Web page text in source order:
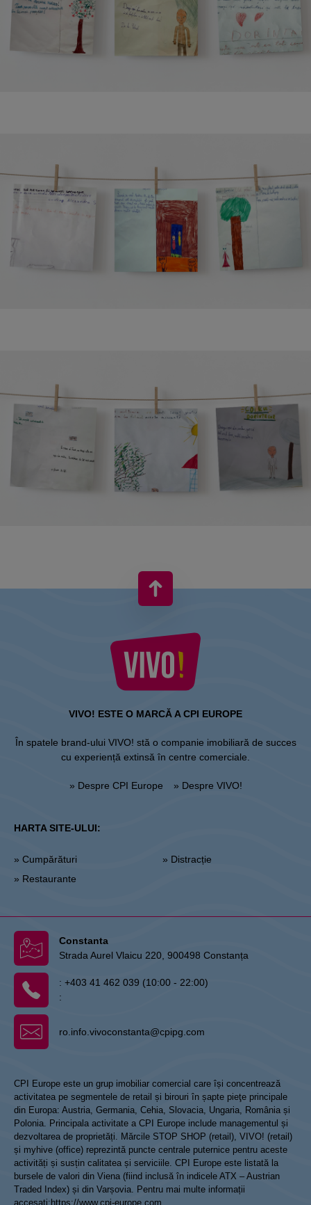
VIVO! ESTE O MARCĂ A CPI EUROPE
În spatele brand-ului VIVO! stă o companie imobiliară de succes
cu experiență extinsă în centre comerciale.
» Despre CPI Europe » Despre VIVO!
HARTA SITE-ULUI:
» Cumpărături
» Restaurante
» Distracție
Constanta
Strada Aurel Vlaicu 220, 900498 Constanța
: +403 41 462 039 (10:00 - 22:00)
:
ro.info.vivoconstanta@cpipg.com
CPI Europe este un grup imobiliar comercial care își concentrează
activitatea pe segmentele de retail și birouri în șapte pieţe principale
din Europa: Austria, Germania, Cehia, Slovacia, Ungaria, România și
Polonia. Principala activitate a CPI Europe include managementul și
dezvoltarea de proprietăți. Mărcile STOP SHOP (retail), VIVO! (retail)
și myhive (office) reprezintă puncte centrale puternice pentru aceste
activități și susțin calitatea și serviciile. CPI Europe este listată la
bursele de valori din Viena (fiind inclusă în indicele ATX – Austrian
Traded Index) și din Varșovia. Pentru mai multe informații
accesați: https://www.cpi-europe.com